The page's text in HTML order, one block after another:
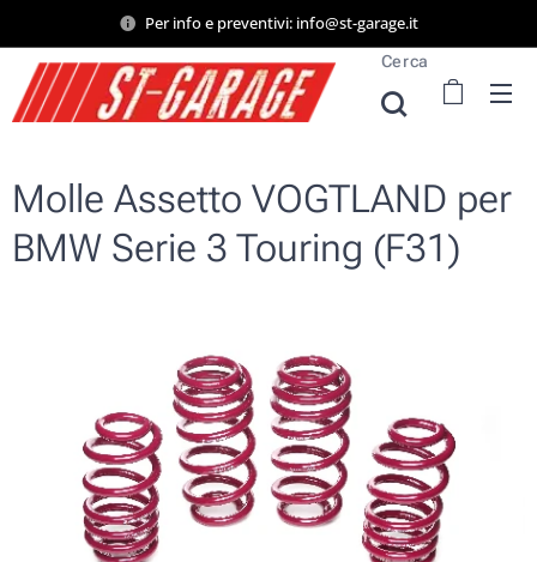
Per info e preventivi: info@st-garage.it
Cerca
Molle Assetto VOGTLAND per
BMW Serie 3 Touring (F31)